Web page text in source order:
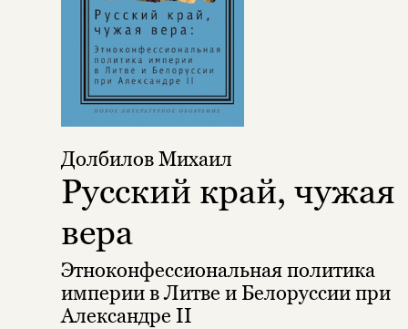
Долбилов Михаил
Русский край, чужая
вера
Этноконфессиональная политика
империи в Литве и Белоруссии при
Александре II